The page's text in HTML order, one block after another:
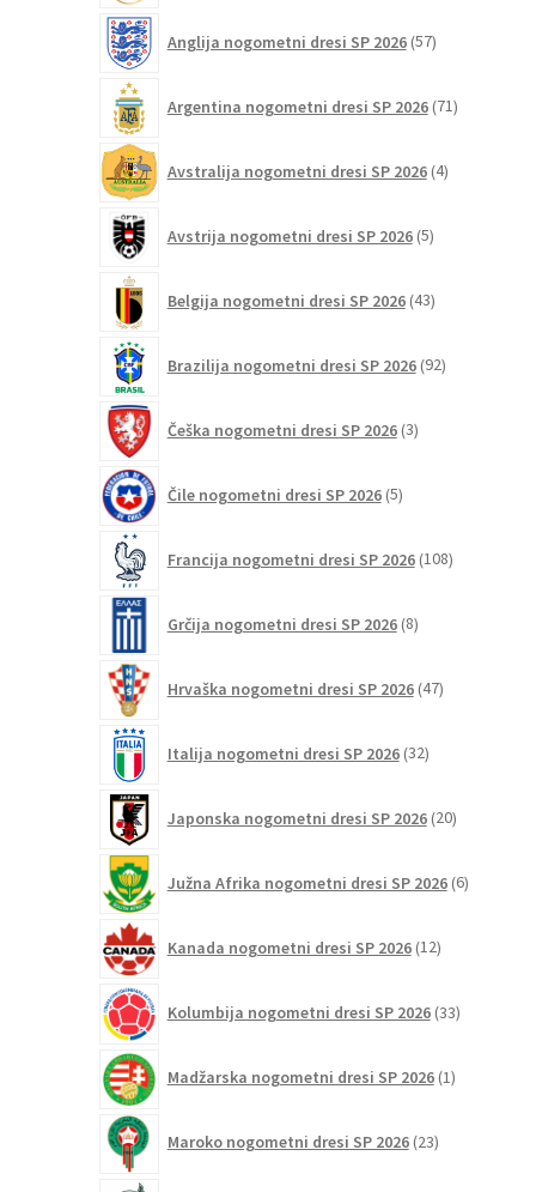
strani
Anglija nogometni dresi SP 2026 57izdelkov
Argentina nogometni dresi SP 2026 71izdelkov
Avstralija nogometni dresi SP 2026 4izdelki
Avstrija nogometni dresi SP 2026 5izdelkov
Belgija nogometni dresi SP 2026 43izdelkov
Brazilija nogometni dresi SP 2026 92izdelkov
Češka nogometni dresi SP 2026 3izdelki
Čile nogometni dresi SP 2026 5izdelkov
Francija nogometni dresi SP 2026 108izdelkov
Grčija nogometni dresi SP 2026 8izdelkov
Hrvaška nogometni dresi SP 2026 47izdelkov
Italija nogometni dresi SP 2026 32izdelkov
Japonska nogometni dresi SP 2026 20izdelkov
Južna Afrika nogometni dresi SP 2026 6izdelkov
Kanada nogometni dresi SP 2026 12izdelkov
Kolumbija nogometni dresi SP 2026 33izdelkov
Madžarska nogometni dresi SP 2026 1izdelek
Maroko nogometni dresi SP 2026 23izdelkov